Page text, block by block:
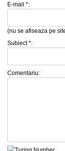
E-mail *:
(nu se afiseaza pe
Subiect *:
Comentariu: